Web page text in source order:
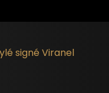
signé Viranel